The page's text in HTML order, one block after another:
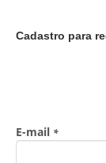
Cadastro para